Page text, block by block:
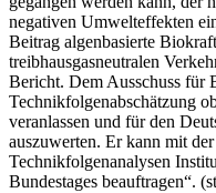
negativen Umwelteffekten
Beitrag algenbasierte
treibhausgasneutralen
Bericht. Dem Ausschuss für
Technikfolgenabschätzung
veranlassen und für den
auszuwerten. Er kann mit
Technikfolgenanalysen
Bundestages beauftragen“.